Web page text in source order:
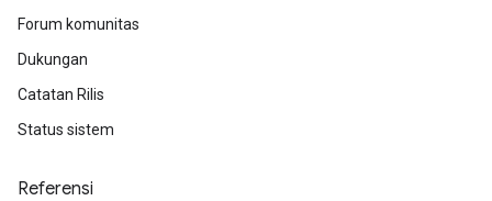
Forum komunitas
Dukungan
Catatan Rilis
Status sistem
Referensi